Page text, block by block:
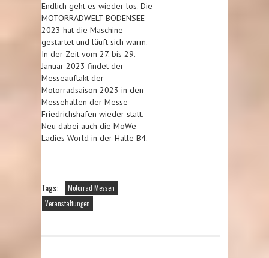
Endlich geht es wieder los. Die
MOTORRADWELT BODENSEE
2023 hat die Maschine
gestartet und läuft sich warm.
In der Zeit vom 27. bis 29.
Januar 2023 findet der
Messeauftakt der
Motorradsaison 2023 in den
Messehallen der Messe
Friedrichshafen wieder statt.
Neu dabei auch die MoWe
Ladies World in der Halle B4.
Tags:
Motorrad Messen
Veranstaltungen